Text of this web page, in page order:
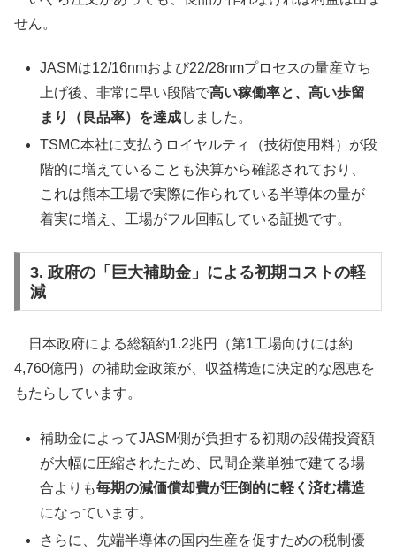
せん。
JASMは12/16nmおよび22/28nmプロセスの量産立ち
上げ後、非常に早い段階で高い稼働率と、高い歩留
まり（良品率）を達成しました。
TSMC本社に支払うロイヤルティ（技術使用料）が段
階的に増えていることも決算から確認されており、
これは熊本工場で実際に作られている半導体の量が
着実に増え、工場がフル回転している証拠です。
3. 政府の「巨大補助金」による初期コストの軽
減
日本政府による総額約1.2兆円（第1工場向けには約
4,760億円）の補助金政策が、収益構造に決定的な恩恵を
もたらしています。
補助金によってJASM側が負担する初期の設備投資額
が大幅に圧縮されたため、民間企業単独で建てる場
合よりも毎期の減価償却費が圧倒的に軽く済む構造
になっています。
さらに、先端半導体の国内生産を促すための税制優